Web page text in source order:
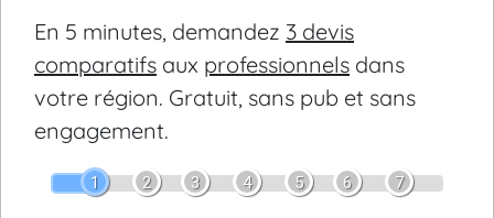
En 5 minutes, demandez 3 devis
comparatifs aux professionnels dans
votre région. Gratuit, sans pub et sans
engagement.
1 2 3 4 5 6 7